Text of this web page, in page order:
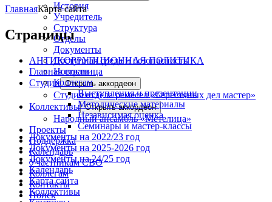
История
Учредитель
Структура
Отделы
Документы
Доступная среда и безопасность
Новости
Студии Открыть аккордеон
Студия отдела ремесел «Берестяных дел мастер»
Коллективы Открыть аккордеон
Народный ансамбль «Метелица»
Проекты
Поддержка
Календарь
Участникам СВО
Коллегам
Контакты
Поиск
ГлавнаяКарта сайта
Страницы
АНТИКОРРУПЦИОННАЯ ПОЛИТИКА
Главная страница
Коллегам
Выступления и презентации
Методические материалы
Независимая оценка
Семинары и мастер-классы
Документы на 2022/23 год
Документы на 2025-2026 год
Документы на 24/25 год
Календарь
Карта сайта
Коллективы